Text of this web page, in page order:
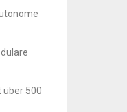
über 500